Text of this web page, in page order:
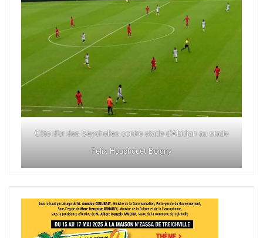
Côte d'or des Seychelles contre stade d'Abidjan au stade
Félix Houphouët Boigny